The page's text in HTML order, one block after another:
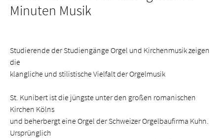
Minuten Musik
Studierende der Studiengänge Orgel und Kirchenmusik zeigen
die
klangliche und stilistische Vielfalt der Orgelmusik
St. Kunibert ist die jüngste unter den großen romanischen
Kirchen Kölns
und beherbergt eine Orgel der Schweizer Orgelbaufirma Kuhn.
Ursprünglich